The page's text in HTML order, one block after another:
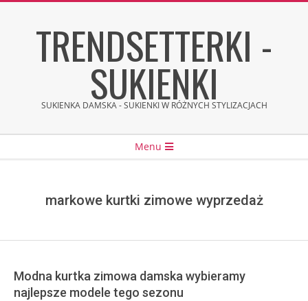
TRENDSETTERKI -
SUKIENKI
SUKIENKA DAMSKA - SUKIENKI W RÓŻNYCH STYLIZACJACH
Menu
markowe kurtki zimowe wyprzedaż
Modna kurtka zimowa damska wybieramy
najlepsze modele tego sezonu